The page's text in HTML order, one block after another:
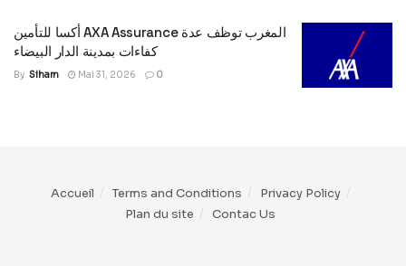
أكسا للتأمين AXA Assurance المغرب توظف عدة
كفاءات بمدينة الدار البيضاء
By Siham Mai 31, 2026 0
Accueil Terms and Conditions
Privacy Policy
Plan du site
Contac Us